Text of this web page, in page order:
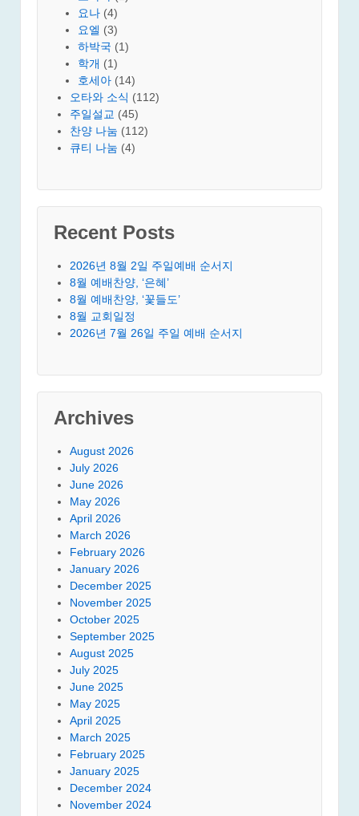
요나 (4)
요엘 (3)
하박국 (1)
학개 (1)
호세아 (14)
오타와 소식 (112)
주일설교 (45)
찬양 나눔 (112)
큐티 나눔 (4)
Recent Posts
2026년 8월 2일 주일예배 순서지
8월 예배찬양, ‘은혜’
8월 예배찬양, ‘꽃들도’
8월 교회일정
2026년 7월 26일 주일 예배 순서지
Archives
August 2026
July 2026
June 2026
May 2026
April 2026
March 2026
February 2026
January 2026
December 2025
November 2025
October 2025
September 2025
August 2025
July 2025
June 2025
May 2025
April 2025
March 2025
February 2025
January 2025
December 2024
November 2024